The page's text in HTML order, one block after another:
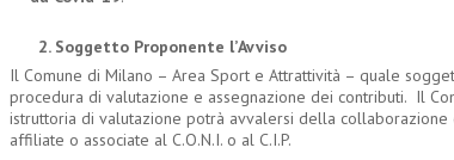
2. Soggetto Proponente l’Avviso
Il Comune di Milano – Area Sport e Attrattività – quale
procedura di valutazione e assegnazione dei contributi. Il
istruttoria di valutazione potrà avvalersi della
affiliate o associate al C.O.N.I. o al C.I.P.